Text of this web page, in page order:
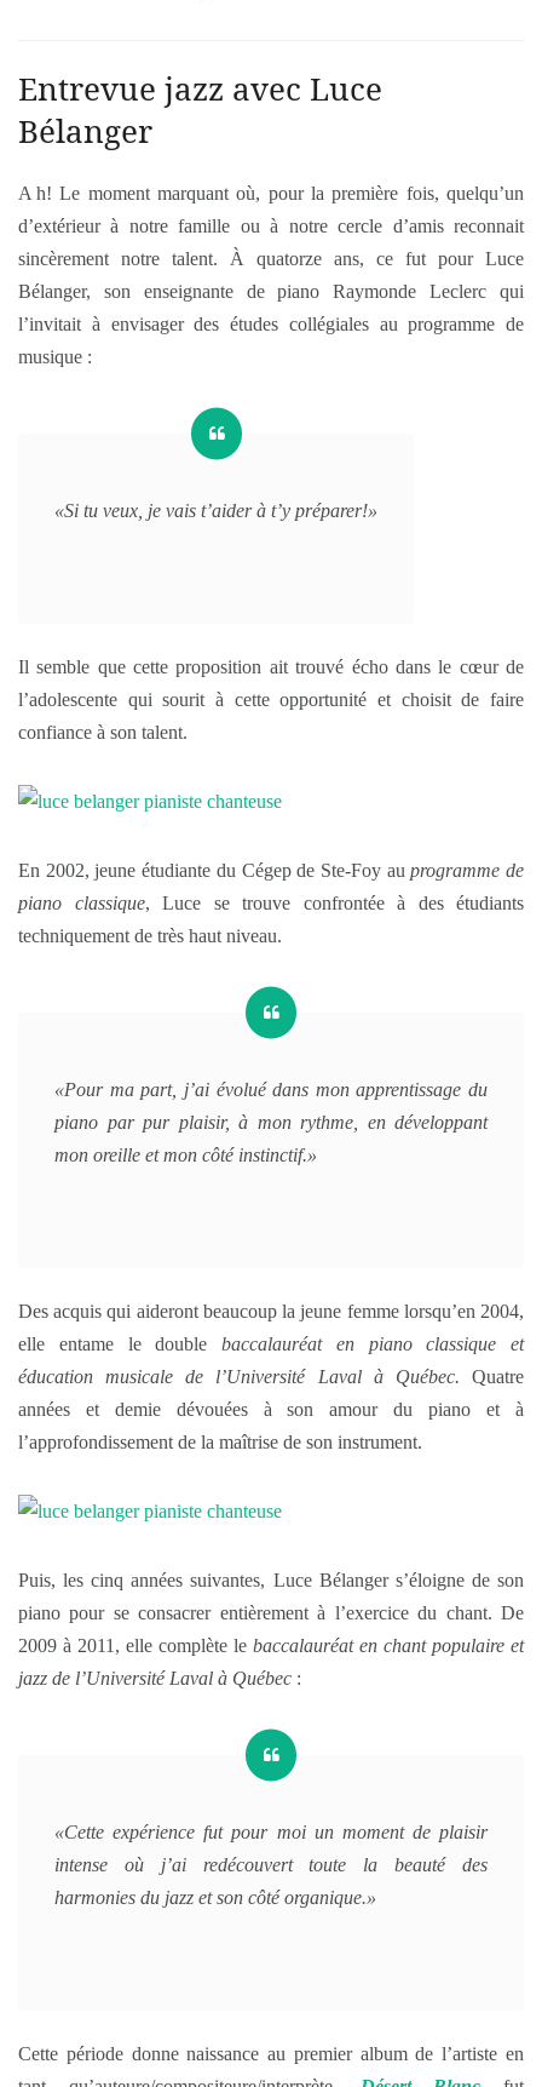
Entrevue jazz avec Luce
Bélanger
A h! Le moment marquant où, pour la première fois, quelqu’un
d’extérieur à notre famille ou à notre cercle d’amis reconnait
sincèrement notre talent. À quatorze ans, ce fut pour Luce
Bélanger, son enseignante de piano Raymonde Leclerc qui
l’invitait à envisager des études collégiales au programme de
musique :
«Si tu veux, je vais t’aider à t’y préparer!»
Il semble que cette proposition ait trouvé écho dans le cœur de
l’adolescente qui sourit à cette opportunité et choisit de faire
confiance à son talent.
En 2002, jeune étudiante du Cégep de Ste-Foy auprogramme de
piano classique, Luce
se trouve confrontée à des étudiants
techniquement de très haut niveau.
«Pour ma part, j’ai évolué dans mon apprentissage du
piano par pur plaisir, à mon rythme, en développant
mon oreille et mon côté instinctif.»
Des acquis qui aideront beaucoup la jeune femme lorsqu’en 2004,
elle entame le double baccalauréat en piano classique et
éducation musicale de l’Université Laval à Québec. Quatre
années et demie dévouées à son amour du piano et à
l’approfondissement de la maîtrise de son instrument.
Puis, les cinq années suivantes, Luce Bélanger s’éloigne de son
piano pour se consacrer entièrement à l’exercice du chant. De
2009 à 2011, elle complète le baccalauréat en chant populaire et
jazz de l’Université Laval à Québec :
«Cette expérience fut pour moi un moment de plaisir
intense où j’ai redécouvert toute la beauté des
harmonies du jazz et son côté organique.»
Cette période donne naissance au premier album de l’artiste en